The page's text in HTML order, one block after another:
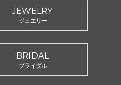
JEWELRY
ジュエリー
BRIDAL
ブライダル